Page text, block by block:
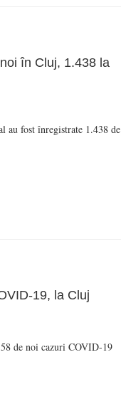
în Cluj, 1.438 la
au fost înregistrate 1.438 de
19, la Cluj
de noi cazuri COVID-19